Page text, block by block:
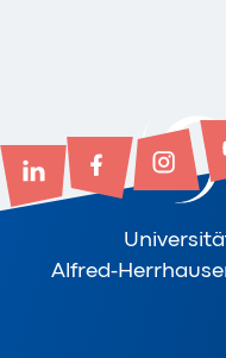
Alfred-